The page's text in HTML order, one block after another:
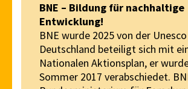
BNE – Bildung für nachhaltige
Entwicklung!
BNE wurde 2025 von der
Deutschland beteiligt sich mit
Nationalen Aktionsplan, er
Sommer 2017 verabschiedet.